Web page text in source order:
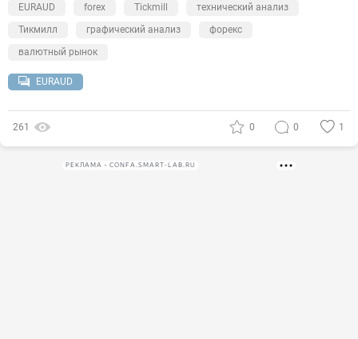
EURAUD forex Tickmill
технический анализ
Тикмилл
графический анализ
форекс
валютный рынок
EURAUD
261 0 0 1
РЕКЛАМА • CONFA.SMART-LAB.RU